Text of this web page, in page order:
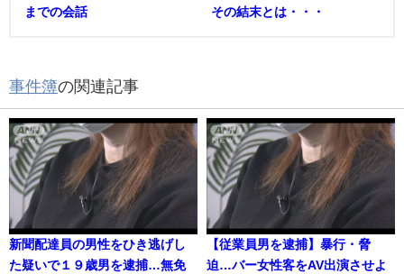
までの会話 その結末とは・・・
事件簿の関連記事
新聞配達員の男性をひき逃げし
た疑いで１９歳男を逮捕…無免
【従業員男を逮捕】暴行・脅
迫…バー女性客をAV出演させよ